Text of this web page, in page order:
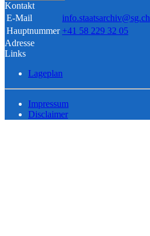
Kontakt
E-Mail
info.staatsarchiv@sg.ch
Hauptnummer +41 58 229 32 05
Adresse
Links
Lageplan
Impressum
Disclaimer